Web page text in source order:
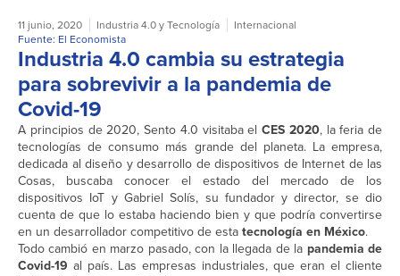
11 junio, 2020 Industria 4.0 y Tecnología
Internacional
Fuente: El Economista
Industria 4.0 cambia su estrategia
para sobrevivir a la pandemia de
Covid-19
A principios de 2020, Sento 4.0 visitaba el CES 2020, la feria de
tecnologías de consumo más grande del planeta. La empresa,
dedicada al diseño y desarrollo de dispositivos de Internet de las
Cosas, buscaba conocer el estado del mercado de los
dispositivos IoT y Gabriel Solís, su fundador y director, se dio
cuenta de que lo estaba haciendo bien y que podría convertirse
en un desarrollador competitivo de estatecnología en México.
Todo cambió en marzo pasado, con la llegada de la pandemia de
Covid-19 al país. Las empresas industriales, que eran el cliente